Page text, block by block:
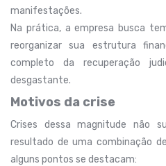
manifestações.
Na prática, a empresa busca
reorganizar sua estrutura
completo da recuperação
desgastante.
Motivos da crise
Crises dessa magnitude não
resultado de uma combinação
alguns pontos se destacam: